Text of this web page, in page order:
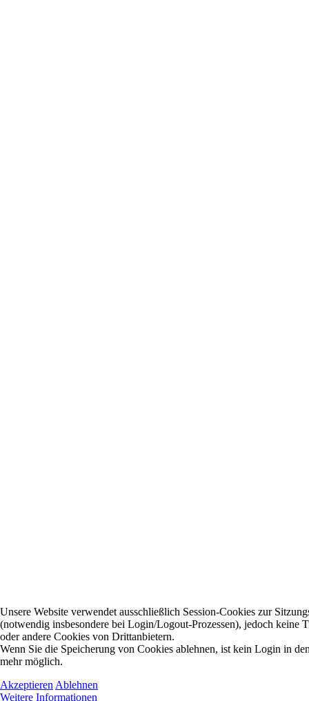
Unsere Website verwendet ausschließlich Session-Cookies zur
(notwendig insbesondere bei Login/Logout-Prozessen), jedoch keine
oder andere Cookies von Drittanbietern.
Wenn Sie die Speicherung von Cookies ablehnen, ist kein Login in
mehr möglich.
Akzeptieren Ablehnen
Weitere Informationen